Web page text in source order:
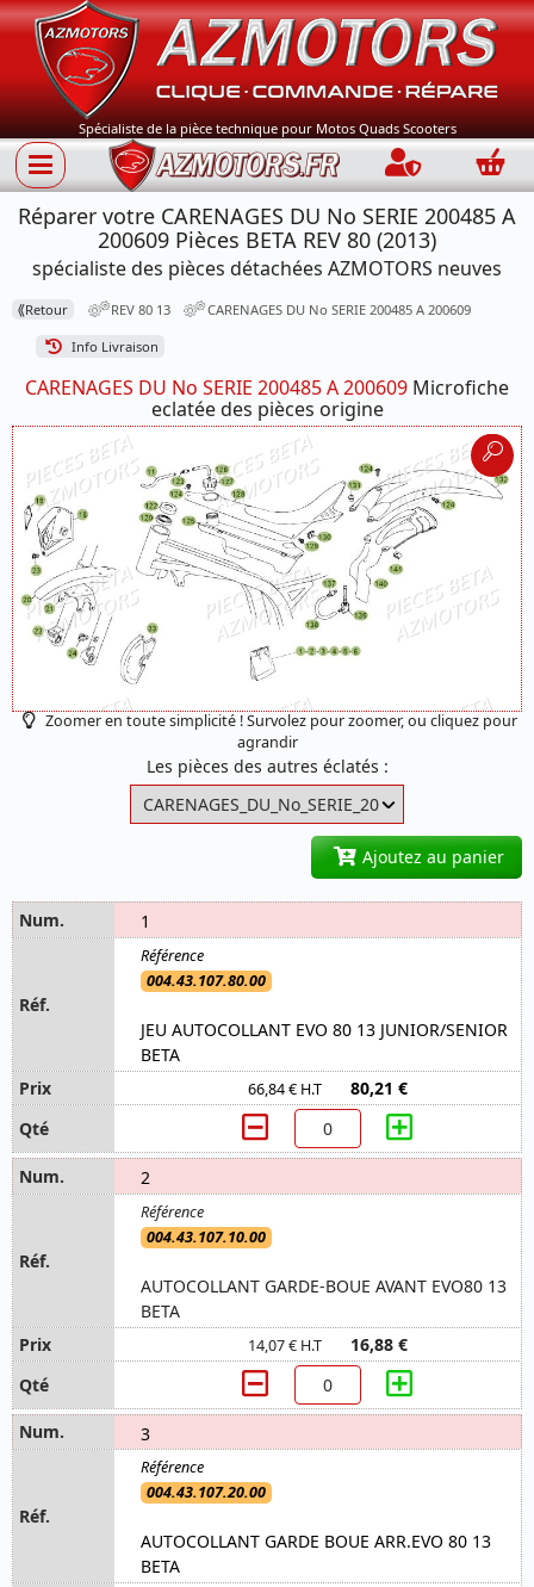
Spécialiste de la pièce technique pour Motos Quads Scooters
Connection
Réparer votre CARENAGES DU No SERIE 200485 A
200609 Pièces BETA REV 80 (2013)
spécialiste des pièces détachées AZMOTORS neuves
⟪Retour REV 80 13 CARENAGES DU No SERIE 200485 A 200609
Info Livraison
CARENAGES DU No SERIE 200485 A 200609 Microfiche
eclatée des pièces origine
Zoomer en toute simplicité ! Survolez pour zoomer, ou cliquez pour
agrandir
Les pièces des autres éclatés :
Ajoutez au panier
1
004.43.107.80.00
JEU AUTOCOLLANT EVO 80 13 JUNIOR/SENIOR
BETA
66,84 € H.T 80,21 €
2
004.43.107.10.00
AUTOCOLLANT GARDE-BOUE AVANT EVO80 13
BETA
14,07 € H.T 16,88 €
3
004.43.107.20.00
AUTOCOLLANT GARDE BOUE ARR.EVO 80 13
BETA